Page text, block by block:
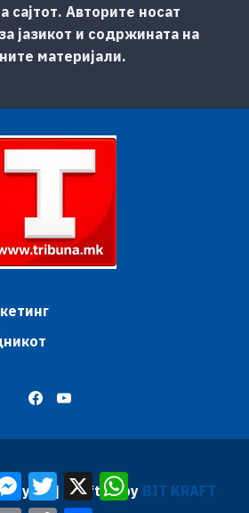
сајтот. Авторите носат
јазикот и содржината на
материјали.
| Krafted by BIT KRAFT
Messenger
TwitterX